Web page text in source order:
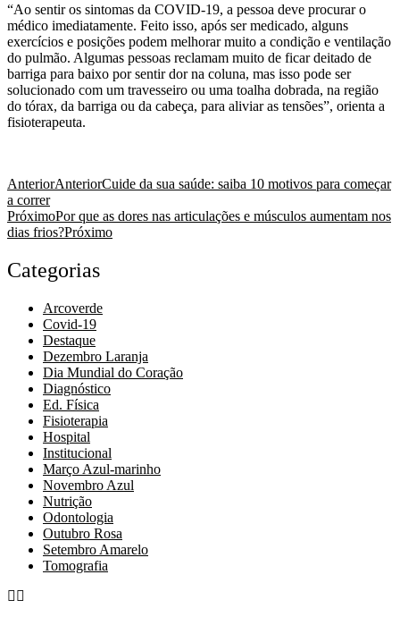
“Ao sentir os sintomas da COVID-19, a pessoa deve procurar o
médico imediatamente. Feito isso, após ser medicado, alguns
exercícios e posições podem melhorar muito a condição e ventilação
do pulmão. Algumas pessoas reclamam muito de ficar deitado de
barriga para baixo por sentir dor na coluna, mas isso pode ser
solucionado com um travesseiro ou uma toalha dobrada, na região
do tórax, da barriga ou da cabeça, para aliviar as tensões”, orienta a
fisioterapeuta.
AnteriorAnteriorCuide da sua saúde: saiba 10 motivos para começar
a correr
PróximoPor que as dores nas articulações e músculos aumentam nos
dias frios?Próximo
Categorias
Arcoverde
Covid-19
Destaque
Dezembro Laranja
Dia Mundial do Coração
Diagnóstico
Ed. Física
Fisioterapia
Hospital
Institucional
Março Azul-marinho
Novembro Azul
Nutrição
Odontologia
Outubro Rosa
Setembro Amarelo
Tomografia